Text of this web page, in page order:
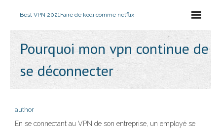
Best VPN 2021Faire de kodi comme netflix
Pourquoi mon vpn continue de
se déconnecter
author
En se connectant au VPN de son entreprise, un employé se